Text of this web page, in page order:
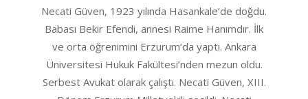
08-
12
Necati Güven, 1923 yılında Hasankale’de doğdu.
Babası Bekir Efendi, annesi Raime Hanımdır. İlk
ve orta öğrenimini Erzurum’da yaptı. Ankara
Üniversitesi Hukuk Fakültesi’nden mezun oldu.
Serbest Avukat olarak çalıştı. Necati Güven, XIII.